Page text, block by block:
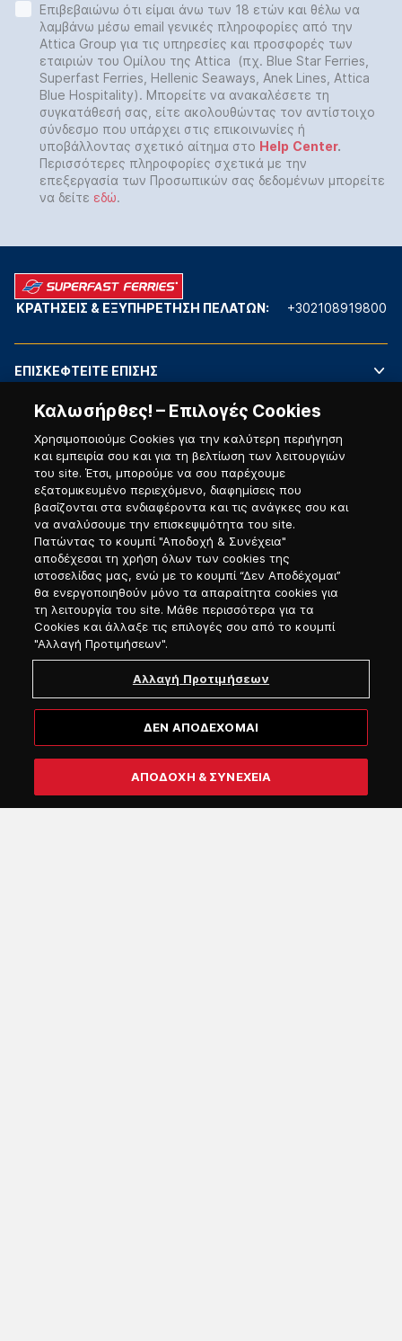
Επιβεβαιώνω ότι είμαι άνω των 18 ετών και θέλω να
λαμβάνω μέσω email γενικές πληροφορίες από την
Attica Group για τις υπηρεσίες και προσφορές των
εταιριών του Ομίλου της Attica (πχ. Blue Star Ferries,
Superfast Ferries, Hellenic Seaways, Anek Lines, Attica
Blue Hospitality). Μπορείτε να ανακαλέσετε τη
συγκατάθεσή σας, είτε ακολουθώντας τον αντίστοιχο
σύνδεσμο που υπάρχει στις επικοινωνίες ή
υποβάλλοντας σχετικό αίτημα στο Help Center.
Περισσότερες πληροφορίες σχετικά με την
επεξεργασία των Προσωπικών σας δεδομένων μπορείτε
να δείτε εδώ.
ΚΡΑΤΗΣΕΙΣ & ΕΞΥΠΗΡΕΤΗΣΗ ΠΕΛΑΤΩΝ: +302108919800
ΕΠΙΣΚΕΦΤΕΙΤΕ ΕΠΙΣΗΣ
ΓΡΗΓΟΡΗ ΠΡΟΣΒΑΣΗ
ΔΙΑΧΕΙΡΙΣΗ ΚΡΑΤΗΣΗΣ
ΒΡΕΙΤΕ ΜΑΣ
GDPR – Προσωπικά Δεδομένα
Δήλωση Απορρήτου - Ενιαίο Ψηφιακό Περιβάλλον Attica
Group
Πολιτική Απορρήτου - Τηλεφωνική Εξυπηρέτηση & AI
Whistleblowing
Πολιτική Cookies
Καλωσήρθες! – Επιλογές Cookies
Χρησιμοποιούμε Cookies για την καλύτερη περιήγηση
και εμπειρία σου και για τη βελτίωση των λειτουργιών
του site. Έτσι, μπορούμε να σου παρέχουμε
εξατομικευμένο περιεχόμενο, διαφημίσεις που
βασίζονται στα ενδιαφέροντα και τις ανάγκες σου και
να αναλύσουμε την επισκεψιμότητα του site.
Πατώντας το κουμπί "Αποδοχή & Συνέχεια"
αποδέχεσαι τη χρήση όλων των cookies της
ιστοσελίδας μας, ενώ με το κουμπί “Δεν Αποδέχομαι”
θα ενεργοποιηθούν μόνο τα απαραίτητα cookies για
τη λειτουργία του site. Μάθε περισσότερα για τα
Cookies και άλλαξε τις επιλογές σου από το κουμπί
"Αλλαγή Προτιμήσεων".
Αλλαγή Προτιμήσεων
ΔΕΝ ΑΠΟΔΕΧΟΜΑΙ
ΑΠΟΔΟΧΗ & ΣΥΝΕΧΕΙΑ